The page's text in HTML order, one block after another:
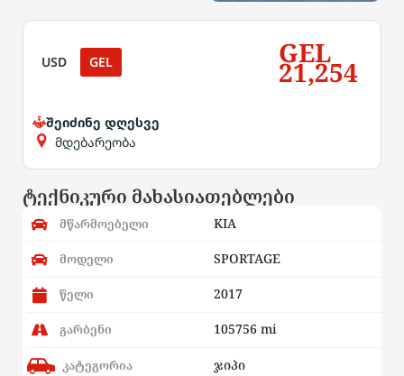
USD GEL GEL
21,254
შეიძინე დღესვე
მდებარეობა
ტექნიკური მახასიათებლები
მწარმოებელი KIA
მოდელი SPORTAGE
წელი 2017
გარბენი 105756 mi
კატეგორია ჯიპი